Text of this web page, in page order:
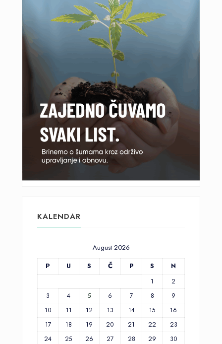
KALENDAR
August 2026
P
U S Č P S N
1
2
3
4 5 6 7 8
9
10
11 12 13 14 15
16
17
18 19 20 21 22
23
24
25 26 27 28 29
30